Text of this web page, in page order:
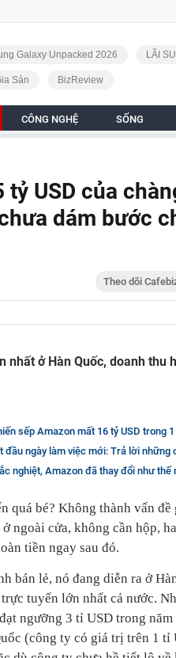
Galaxy Unpacked 2026 LÃI
Sản BizReview
CÔNG NGHỆ SỐNG
USD của
dám bước
Theo dõi
nhất ở Hàn Quốc, doanh thu
sếp Amazon mất 16 tỷ USD trong
việc mới: Trả lời những câu hỏi đơn giản để
đã thay đổi như thế nào để trở thành nơi làm việc
quá bé? Không thành vấn
ngoài cửa, không cần hộp,
tiền ngay sau đó.
bán lẻ, nó đang diễn ra ở
tuyến lớn nhất cả nước.
ngưỡng 3 tỉ USD trong
(công ty có giá trị trên 1 tỉ